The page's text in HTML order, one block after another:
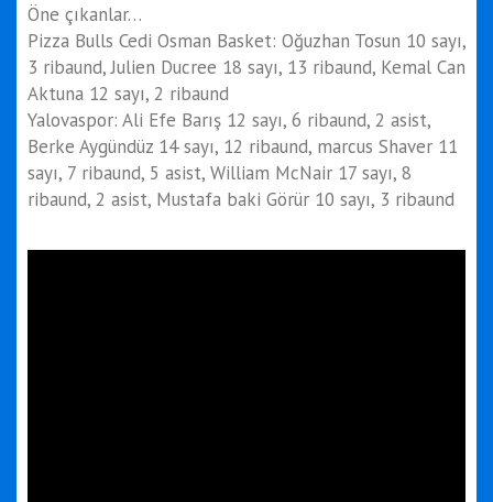
Öne çıkanlar…
Pizza Bulls Cedi Osman Basket: Oğuzhan Tosun 10 sayı,
3 ribaund, Julien Ducree 18 sayı, 13 ribaund, Kemal Can
Aktuna 12 sayı, 2 ribaund
Yalovaspor: Ali Efe Barış 12 sayı, 6 ribaund, 2 asist,
Berke Aygündüz 14 sayı, 12 ribaund, marcus Shaver 11
sayı, 7 ribaund, 5 asist, William McNair 17 sayı, 8
ribaund, 2 asist, Mustafa baki Görür 10 sayı, 3 ribaund